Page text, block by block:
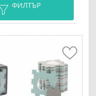
ФИЛТЪР